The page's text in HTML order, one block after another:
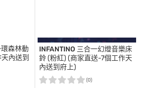
森林動
內送到
INFANTINO 三合一幻燈音樂床
鈴 (粉紅) (商家直送-7個工作天
內送到府上)
(0)